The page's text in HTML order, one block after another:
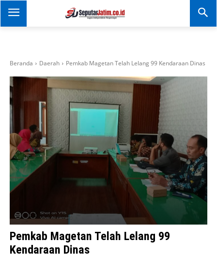
SEPUTAR JATIM
Portal Informasi Dan
Beranda Daerah Pemkab Magetan Telah Lelang 99 Kendaraan Dinas
Pemkab Magetan Telah Lelang 99
Kendaraan Dinas